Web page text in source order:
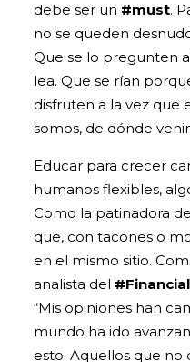
debe ser un #must.
no se queden
Que se lo pregunten
lea. Que se rían
disfruten a la vez que
somos, de dónde
Educar para crecer
humanos flexibles,
Como la patinadora
que, con tacones o
en el mismo sitio.
analista del
“Mis opiniones han
mundo ha ido
esto. Aquellos que no